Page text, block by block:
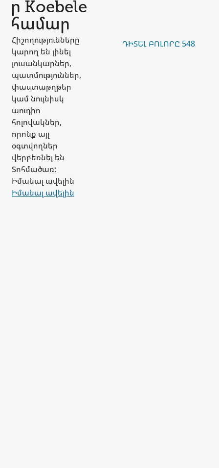
ր Koebele
համար
Հիշողությունները
կարող են լինել
լուսանկարներ,
պատմություններ,
փաստաթղթեր
կամ նույնիսկ
աուդիո
հոլովակներ,
որոնք այլ
օգտվողներ
վերբեռնել են
Տոհմածառ:
Իմանալ ավելին
Իմանալ ավելին
ԴԻՏԵԼ ԲՈԼՈՐԸ 548